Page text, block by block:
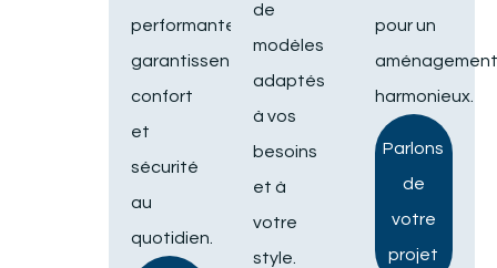
performantes
garantissent
confort
et
sécurité
au
quotidien.
de
modèles
adaptés
à vos
besoins
et à
votre
style.
pour un
aménagement
harmonieux.
Parlons
de
votre
projet